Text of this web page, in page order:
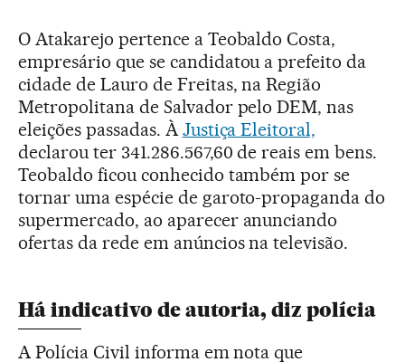
O Atakarejo pertence a Teobaldo Costa,
empresário que se candidatou a prefeito da
cidade de Lauro de Freitas, na Região
Metropolitana de Salvador pelo DEM, nas
eleições passadas. ÀJustiça Eleitoral,
declarou ter 341.286.567,60 de reais em bens.
Teobaldo ficou conhecido também por se
tornar uma espécie de garoto-propaganda do
supermercado, ao aparecer anunciando
ofertas da rede em anúncios na televisão.
Há indicativo de autoria, diz polícia
A Polícia Civil informa em nota que